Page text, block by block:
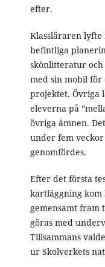
efter.
Klassläraren
befintliga
skönlitteratur och
med sin mobil för
projektet. Övriga
eleverna på
övriga ämnen.
under fem
genomfördes.
Efter det första
kartläggning
gemensamt fram
göras med
Tillsammans
ur Skolverkets